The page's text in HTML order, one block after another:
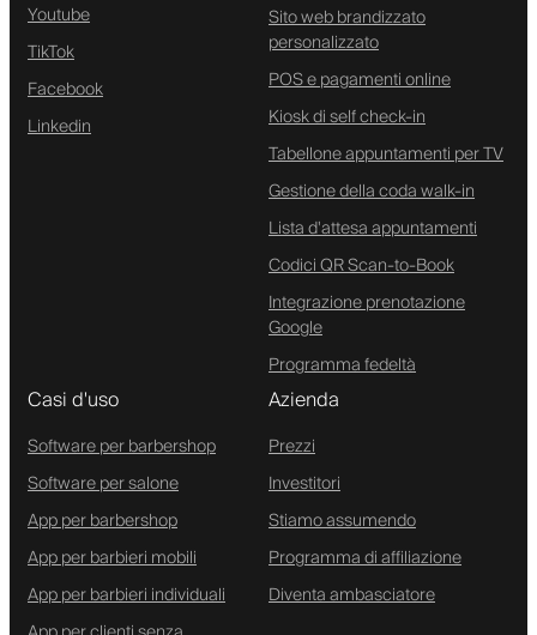
Youtube
TikTok
Facebook
Linkedin
Sito web brandizzato
personalizzato
POS e pagamenti online
Kiosk di self check-in
Tabellone appuntamenti per TV
Gestione della coda walk-in
Lista d'attesa appuntamenti
Codici QR Scan-to-Book
Integrazione prenotazione
Google
Programma fedeltà
Casi d'uso
Software per barbershop
Software per salone
App per barbershop
App per barbieri mobili
App per barbieri individuali
Azienda
Prezzi
Investitori
Stiamo assumendo
Programma di affiliazione
Diventa ambasciatore